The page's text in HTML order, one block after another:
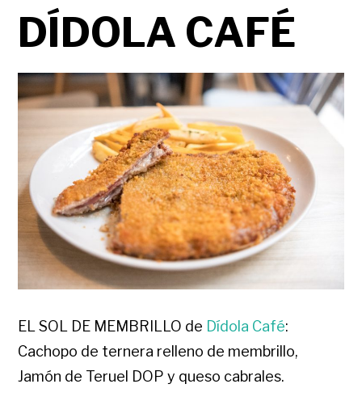
DÍDOLA CAFÉ
EL SOL DE MEMBRILLO de Dídola Café:
Cachopo de ternera relleno de membrillo,
Jamón de Teruel DOP y queso cabrales.